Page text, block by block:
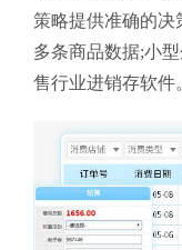
策略提供准确的决
多条商品数据;小
售行业进销存软件